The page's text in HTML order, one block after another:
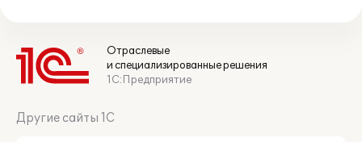
Отраслевые
и специализированные решения
1С:Предприятие
Другие сайты 1С